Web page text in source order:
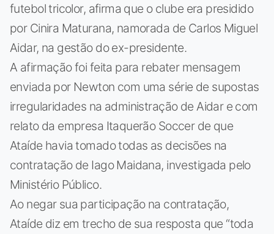
futebol tricolor, afirma que o clube era presidido
por Cinira Maturana, namorada de Carlos Miguel
Aidar, na gestão do ex-presidente.
A afirmação foi feita para rebater mensagem
enviada por Newton com uma série de supostas
irregularidades na administração de Aidar e com
relato da empresa Itaquerão Soccer de que
Ataíde havia tomado todas as decisões na
contratação de Iago Maidana, investigada pelo
Ministério Público.
Ao negar sua participação na contratação,
Ataíde diz em trecho de sua resposta que “toda